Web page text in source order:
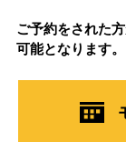
ご予約をされた
可能となります。